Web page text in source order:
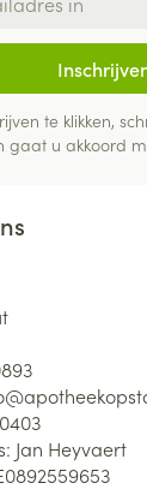
te klikken,
gaat u akkoord
Jan Heyvaert